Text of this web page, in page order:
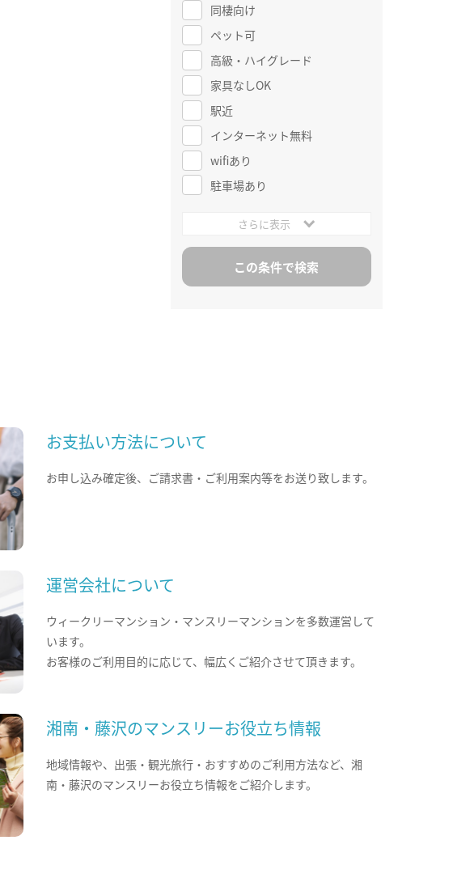
同棲向け
ペット可
高級・ハイグレード
家具なしOK
駅近
インターネット無料
wifiあり
駐車場あり
さらに表示
お支払い方法について
お申し込み確定後、ご請求書・ご利用案内等をお送り致します。
運営会社について
ウィークリーマンション・マンスリーマンションを多数運営して
います。
お客様のご利用目的に応じて、幅広くご紹介させて頂きます。
湘南・藤沢のマンスリーお役立ち情報
地域情報や、出張・観光旅行・おすすめのご利用方法など、湘
南・藤沢のマンスリーお役立ち情報をご紹介します。